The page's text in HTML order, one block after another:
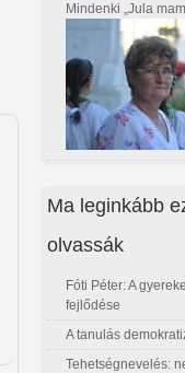
Mindenki „Jula
Ma leginkább
olvassák
Fóti Péter: A
fejlődése
A tanulás
Tehetségnevelés: